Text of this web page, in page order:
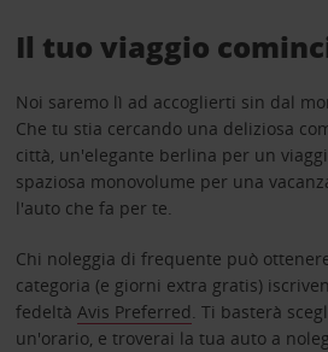
Il tuo viaggio
Noi saremo lì ad accoglierti sin dal
Che tu stia cercando una deliziosa
città, un'elegante berlina per un
spaziosa monovolume per una
l'auto che fa per te.
Chi noleggia di frequente può
categoria (e giorni extra gratis)
fedeltà Avis Preferred. Ti basterà
un'orario, e troverai la tua auto a